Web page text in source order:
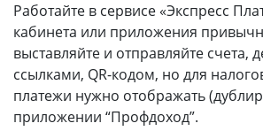
Работайте в сервисе «Экспресс
кабинета или приложения
выставляйте и отправляйте счета,
ссылками, QR-кодом, но для
платежи нужно отображать
приложении “Профдоход”.